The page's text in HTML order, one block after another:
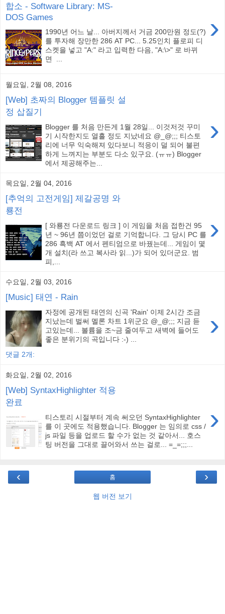
합소 - Software Library: MS-
DOS Games
›
1990년 어느 날... 아버지께서 거금 200만원 정도(?)
를 투자해 장만한 286 AT PC... 5.25인치 플로피 디
스켓을 넣고 "A:" 라고 입력한 다음, "A:\>" 로 바뀌
면 ...
월요일, 2월 08, 2016
[Web] 초짜의 Blogger 템플릿 설
정 삽질기
›
Blogger 를 처음 만든게 1월 28일... 이것저것 꾸미
기 시작한지도 열흘 정도 지났네요 @_@;;; 티스토
리에 너무 익숙해져 있다보니 적응이 덜 되어 불편
하게 느껴지는 부분도 다소 있구요. (ㅠㅠ) Blogger
에서 제공해주는...
목요일, 2월 04, 2016
[추억의 고전게임] 제갈공명 와
룡전
›
[ 와룡전 다운로드 링크 ] 이 게임을 처음 접한건 95
년 ~ 96년 쯤이었던 걸로 기억합니다. 그 당시 PC 를
286 흑백 AT 에서 펜티엄으로 바꿨는데... 게임이 몇
개 설치(라 쓰고 복사라 읽...)가 되어 있더군요. 범
피,...
수요일, 2월 03, 2016
[Music] 태연 - Rain
›
자정에 공개된 태연의 신곡 'Rain' 이제 2시간 조금
지났는데 벌써 멜론 차트 1위군요 @_@;;; 지금 듣
고있는데... 볼륨을 조~금 줄여두고 새벽에 들어도
좋은 분위기의 곡입니다 :-) ...
댓글 2개:
화요일, 2월 02, 2016
[Web] SyntaxHighlighter 적용
완료
›
티스토리 시절부터 계속 써오던 SyntaxHighlighter
를 이 곳에도 적용했습니다. Blogger 는 임의로 css /
js 파일 등을 업로드 할 수가 없는 것 같아서... 호스
팅 버전을 그대로 끌어와서 쓰는 걸로... =_=;;;...
‹ ›
홈
웹 버전 보기